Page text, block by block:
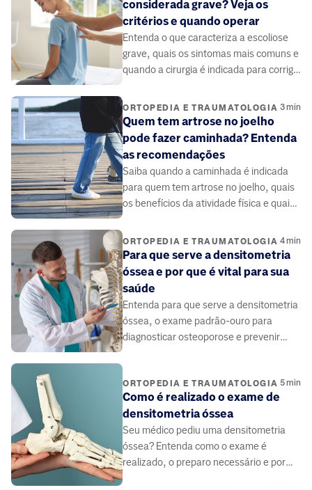
considerada grave? Veja os
critérios e quando operar
Entenda o que caracteriza a escoliose
grave, quais os sintomas mais comuns e
quando a cirurgia é indicada para corrigir
ORTOPEDIA E TRAUMATOLOGIA 3min
Quem tem artrose no joelho
pode fazer caminhada? Entenda
as recomendações
Saiba quando a caminhada é indicada
para quem tem artrose no joelho, quais
os benefícios da atividade física e quais
ORTOPEDIA E TRAUMATOLOGIA 4min
Para que serve a densitometria
óssea e por que é vital para sua
saúde
Entenda para que serve a densitometria
óssea, o exame padrão-ouro para
diagnosticar osteoporose e prevenir
ORTOPEDIA E TRAUMATOLOGIA 5min
Como é realizado o exame de
densitometria óssea
Seu médico pediu uma densitometria
óssea? Entenda como o exame é
realizado, o preparo necessário e por